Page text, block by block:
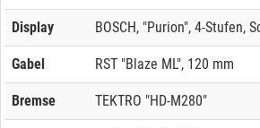
Display BOSCH, "Purion", 4-Stufen,
Gabel RST "Blaze ML", 120 mm
Bremse TEKTRO "HD-M280"